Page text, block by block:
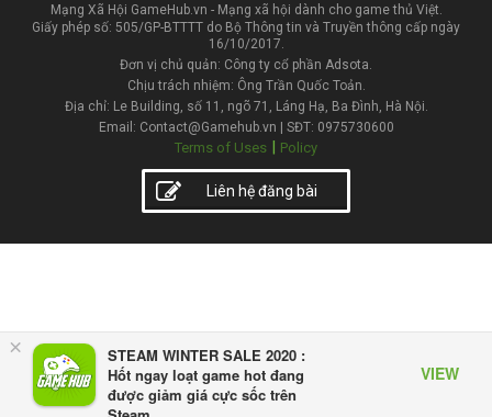
×
STEAM WINTER SALE 2020 :
Hốt ngay loạt game hot đang
được giảm giá cực sốc trên
VIEW
Mạng Xã Hội GameHub.vn - Mạng xã hội dành cho game thủ Việt.
Giấy phép số: 505/GP-BTTTT do Bộ Thông tin và Truyền thông cấp ngày
16/10/2017.
Đơn vị chủ quản: Công ty cổ phần Adsota.
Chịu trách nhiệm: Ông Trần Quốc Toản.
Địa chỉ: Le Building, số 11, ngõ 71, Láng Hạ, Ba Đình, Hà Nội.
Email: Contact@Gamehub.vn | SĐT: 0975730600
Terms of Uses | Policy
Liên hệ đăng bài